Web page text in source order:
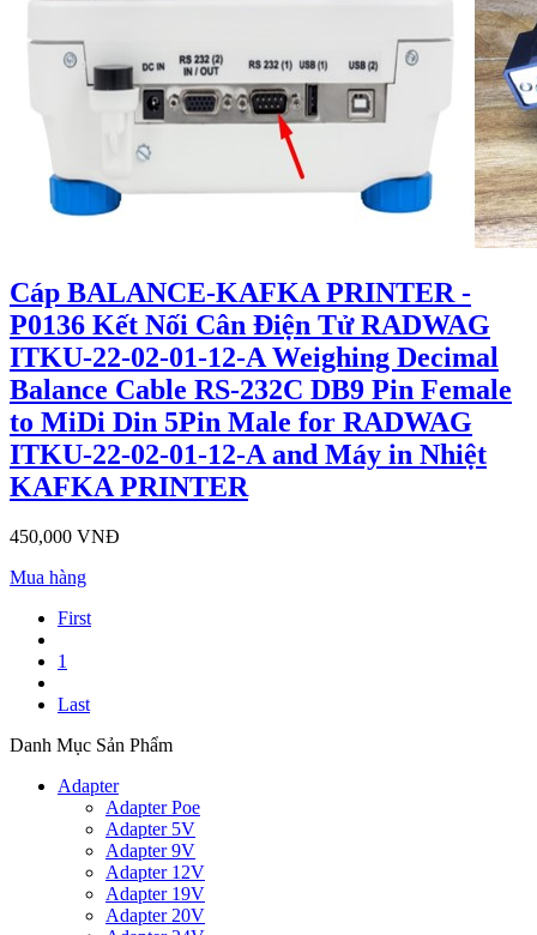
Cáp BALANCE-KAFKA PRINTER -
P0136 Kết Nối Cân Điện Tử RADWAG
ITKU-22-02-01-12-A Weighing Decimal
Balance Cable RS-232C DB9 Pin Female
to MiDi Din 5Pin Male for RADWAG
ITKU-22-02-01-12-A and Máy in Nhiệt
KAFKA PRINTER
450,000 VNĐ
Mua hàng
First
1
Last
Danh Mục Sản Phẩm
Adapter
Adapter Poe
Adapter 5V
Adapter 9V
Adapter 12V
Adapter 19V
Adapter 20V